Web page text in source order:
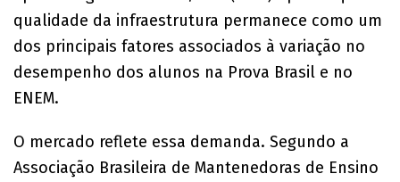
qualidade da infraestrutura permanece como um
dos principais fatores associados à variação no
desempenho dos alunos na Prova Brasil e no
ENEM.
O mercado reflete essa demanda. Segundo a
Associação Brasileira de Mantenedoras de Ensino